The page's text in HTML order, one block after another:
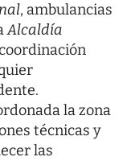
, ambulancias
Alcaldía
la zona
técnicas y
las